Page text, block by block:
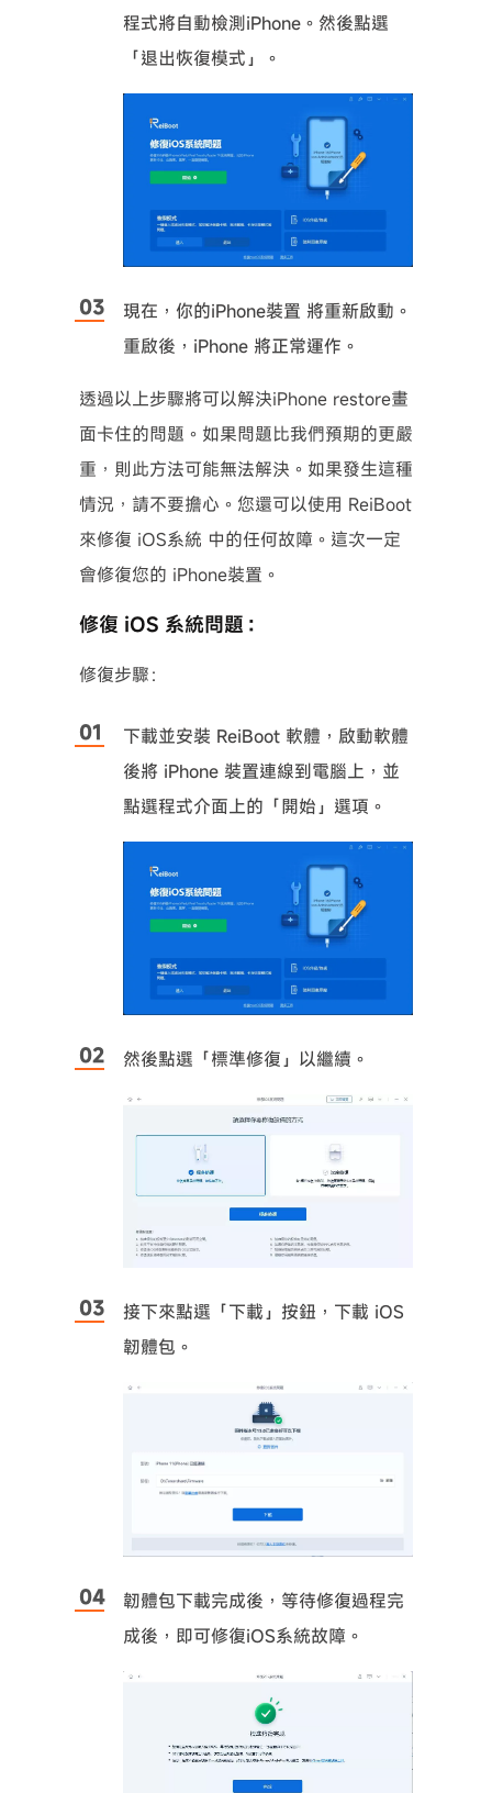
程式將自動檢測iPhone。然後點選
「退出恢復模式」。
現在，你的iPhone裝置 將重新啟動。
重啟後，iPhone 將正常運作。
透過以上步驟將可以解決iPhone restore畫
面卡住的問題。如果問題比我們預期的更嚴
重，則此方法可能無法解決。如果發生這種
情況，請不要擔心。您還可以使用 ReiBoot
來修復 iOS系統 中的任何故障。這次一定
會修復您的 iPhone裝置。
修復 iOS 系統問題：
修復步驟：
下載並安裝 ReiBoot 軟體，啟動軟體
後將 iPhone 裝置連線到電腦上，並
點選程式介面上的「開始」選項。
然後點選「標準修復」以繼續。
接下來點選「下載」按鈕，下載 iOS
韌體包。
韌體包下載完成後，等待修復過程完
成後，即可修復iOS系統故障。